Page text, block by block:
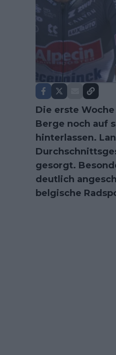
Die erste
Berge noch auf
hinterlassen.
gesorgt.
deutlich
belgische